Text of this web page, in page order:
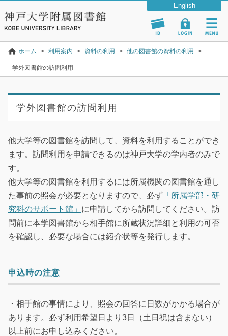
ホーム > 利用案内 > 資料の利用 > 他の図書館の資料の利用 >
学外図書館の訪問利用
学外図書館の訪問利用
他大学等の図書館を訪問して、資料を利用することができ
ます。訪問利用を申請できるのは神戸大学の学内者のみで
す。
他大学等の図書館を利用するには所属機関の図書館を通し
た事前の照会が必要となりますので、必ず 「所属学部・研
究科のサポート館」 に申請してから訪問してください。訪
問前に本学図書館から相手館に所蔵状況詳細と利用の可否
を確認し、必要な場合には紹介状等を発行します。
申込時の注意
・相手館の事情により、照会の回答に日数がかかる場合が
あります。必ず利用希望日より3日（土日祝は含まない）
以上前にお申し込みください。